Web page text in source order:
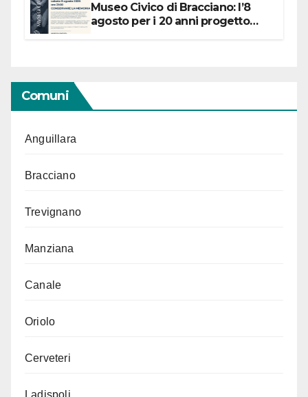
Museo Civico di Bracciano: l’8
agosto per i 20 anni progetto
Comuni
Anguillara
Bracciano
Trevignano
Manziana
Canale
Oriolo
Cerveteri
Ladispoli